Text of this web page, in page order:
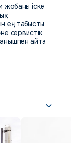
жобаны іске
ең табысты
сервистік
айта